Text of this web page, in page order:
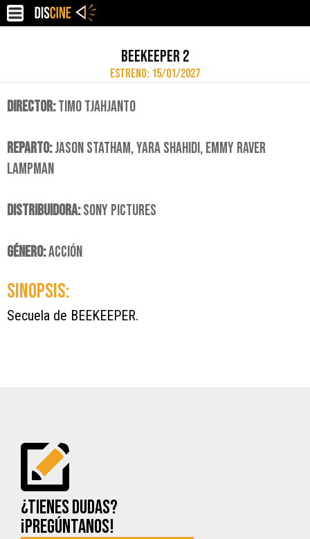
BEEKEEPER 2
ESTRENO: 15/01/2027
DIRECTOR:TIMO TJAHJANTO
REPARTO:JASON STATHAM, YARA SHAHIDI, EMMY RAVER
LAMPMAN
DISTRIBUIDORA:SONY PICTURES
GÉNERO:ACCIÓN
SINOPSIS:
Secuela de BEEKEEPER.
¿Tienes dudas?
¡Pregúntanos!